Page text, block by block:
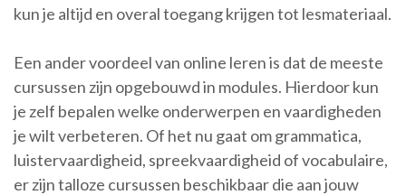
kun je altijd en overal toegang krijgen tot lesmateriaal.
Een ander voordeel van online leren is dat de meeste
cursussen zijn opgebouwd in modules. Hierdoor kun
je zelf bepalen welke onderwerpen en vaardigheden
je wilt verbeteren. Of het nu gaat om grammatica,
luistervaardigheid, spreekvaardigheid of vocabulaire,
er zijn talloze cursussen beschikbaar die aan jouw